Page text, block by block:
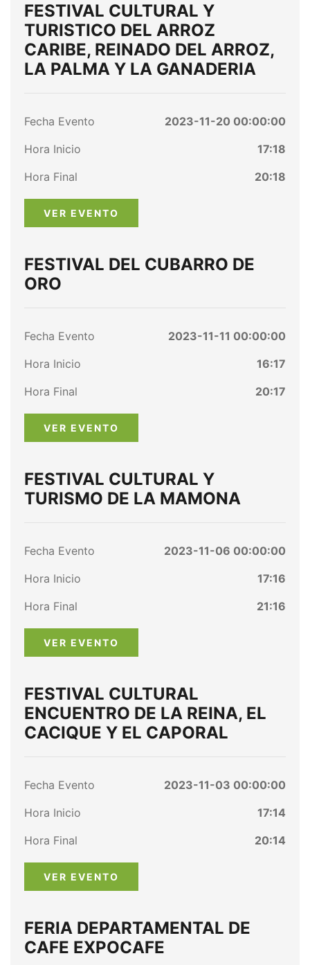
FESTIVAL CULTURAL Y
TURISTICO DEL ARROZ
CARIBE, REINADO DEL ARROZ,
LA PALMA Y LA GANADERIA
Fecha Evento
2023-11-20 00:00:00
Hora Inicio
17:18
Hora Final
20:18
VER EVENTO
FESTIVAL DEL CUBARRO DE
ORO
Fecha Evento
2023-11-11 00:00:00
Hora Inicio
16:17
Hora Final
20:17
VER EVENTO
FESTIVAL CULTURAL Y
TURISMO DE LA MAMONA
Fecha Evento
2023-11-06 00:00:00
Hora Inicio
17:16
Hora Final
21:16
VER EVENTO
FESTIVAL CULTURAL
ENCUENTRO DE LA REINA, EL
CACIQUE Y EL CAPORAL
Fecha Evento
2023-11-03 00:00:00
Hora Inicio
17:14
Hora Final
20:14
VER EVENTO
FERIA DEPARTAMENTAL DE
CAFE EXPOCAFE